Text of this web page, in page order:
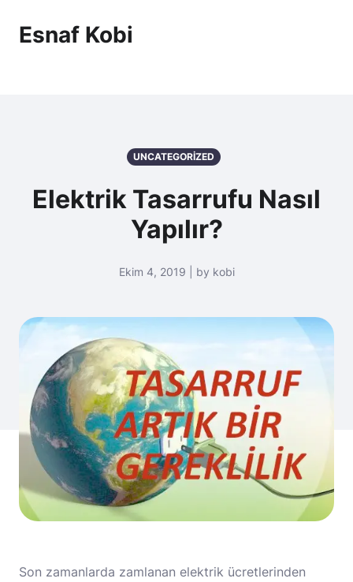
Esnaf Kobi
UNCATEGORIZED
Elektrik Tasarrufu Nasıl
Yapılır?
Ekim 4, 2019 | by kobi
Son zamanlarda zamlanan elektrik ücretlerinden